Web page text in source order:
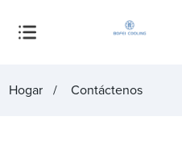
Hogar Contáctenos